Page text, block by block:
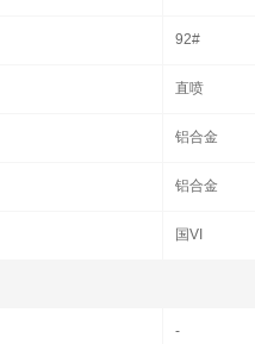
92#
直喷
铝合金
铝合金
国VI
-